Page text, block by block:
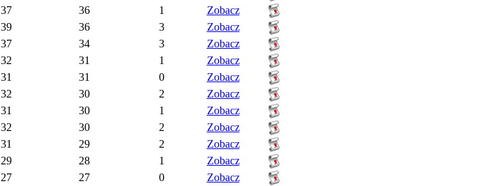
37 36 1
Zobacz
39 36 3
Zobacz
37 34 3
Zobacz
32 31 1
Zobacz
31 31 0
Zobacz
32 30 2
Zobacz
31 30 1
Zobacz
32 30 2
Zobacz
31 29 2
Zobacz
29 28 1
Zobacz
27 27 0
Zobacz